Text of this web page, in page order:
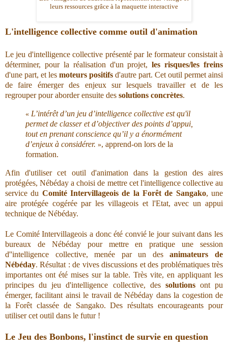
leurs ressources grâce à la maquette interactive
L'intelligence collective comme outil d'animation
Le jeu d'intelligence collective présenté par le formateur consistait à
déterminer, pour la réalisation d'un projet,les risques/les freins
d'une part, et les moteurs positifs d'autre part. Cet outil permet ainsi
de faire émerger des enjeux sur lesquels travailler et de les
regrouper pour aborder ensuite des solutions concrètes.
« L’intérêt d’un jeu d’intelligence collective est qu'il
permet de classer et d’objectiver des points d’appui,
tout en prenant conscience qu’il y a énormément
d’enjeux à considérer. », apprend-on lors de la
formation.
Afin d'utiliser cet outil d'animation dans la gestion des aires
protégées, Nébéday a choisi de mettre cet l'intelligence collective au
service du Comité Intervillageois de la Forêt de Sangako, une
aire protégée cogérée par les villageois et l'Etat, avec un appui
technique de Nébéday.
Le Comité Intervillageois a donc été convié le jour suivant dans les
bureaux de Nébéday pour mettre en pratique une session
d''intelligence collective, menée par un desanimateurs de
Nébéday. Résultat : de vives discussions et des problématiques très
importantes ont été mises sur la table. Très vite, en appliquant les
principes du jeu d'intelligence collective, des solutionsont pu
émerger, facilitant ainsi le travail de Nébéday dans la cogestion de
la Forêt classée de Sangako. Des résultats encourageants pour
utiliser cet outil dans le futur !
Le Jeu des Bonbons, l'instinct de survie en question